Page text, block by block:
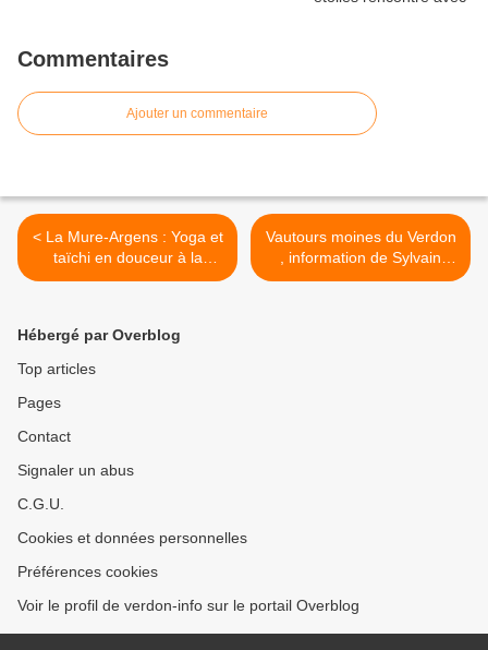
Commentaires
Ajouter un commentaire
< La Mure-Argens : Yoga et
taïchi en douceur à la
Grande Ourse
Vautours moines du Verdon
, information de Sylvain
Henriquet >
Hébergé par Overblog
Top articles
Pages
Contact
Signaler un abus
C.G.U.
Cookies et données personnelles
Préférences cookies
Voir le profil de verdon-info sur le portail Overblog